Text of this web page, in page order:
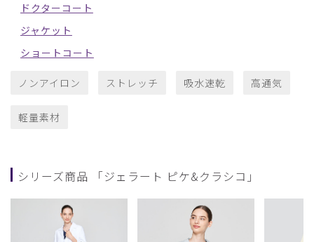
ドクターコート
ジャケット
ショートコート
ノンアイロン ストレッチ 吸水速乾 高通気
軽量素材
シリーズ商品 「ジェラート ピケ&クラシコ」